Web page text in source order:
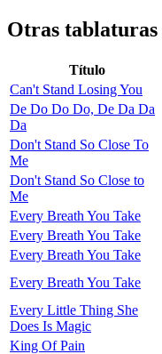
Otras tablaturas
Título
Can't Stand Losing You
De Do Do Do, De Da Da
Da
Don't Stand So Close To
Me
Don't Stand So Close to
Me
Every Breath You Take
Every Breath You Take
Every Breath You Take
Every Breath You Take
Every Little Thing She
Does Is Magic
King Of Pain